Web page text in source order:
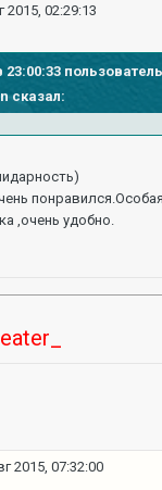
2015, 02:29:13
23:00:33 пользователь
сказал:
,очень удобно.
2015, 07:32:00